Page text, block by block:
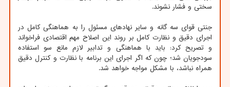
سختی و فشار نشوند.
جنتی قوای سه گانه و سایر نهادهای مسئول را به هماهنگی کامل در
اجرای دقیق و نظارت کامل بر روند این اصلاح مهم اقتصادی فراخواند
و تصریح کرد: باید با هماهنگی و تدابیر لازم مانع سو استفاده
سودجویان شد؛ چون که اگر اجرای این برنامه با نظارت و کنترل دقیق
همراه نباشد، با مشکل مواجه خواهد شد.